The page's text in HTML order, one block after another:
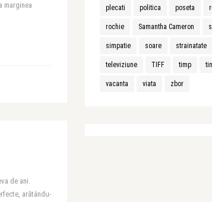
marginea
de ani.
arătându-
plecati politica poseta
rochie Samantha Cameron
simpatie soare strainatate
televiziune TIFF timp
vacanta viata zbor